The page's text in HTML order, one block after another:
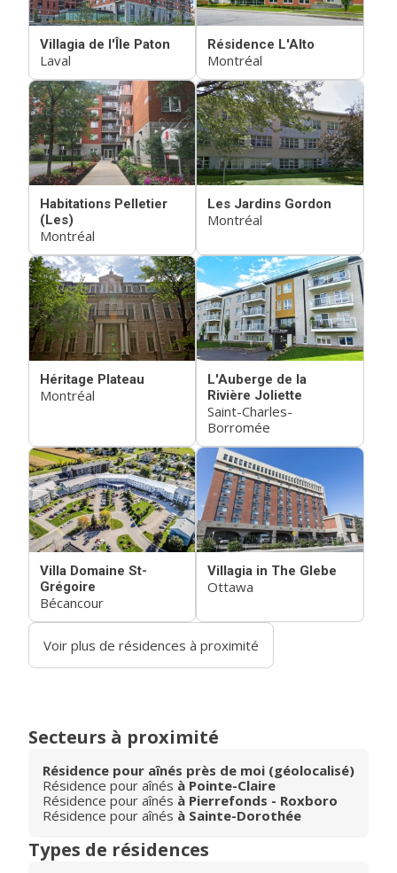
Villagia de l'Île Paton
Laval
Résidence L'Alto
Montréal
Habitations Pelletier
(Les)
Montréal
Les Jardins Gordon
Montréal
Héritage Plateau
Montréal
L'Auberge de la
Rivière Joliette
Saint-Charles-
Borromée
Villa Domaine St-
Grégoire
Bécancour
Villagia in The Glebe
Ottawa
Voir plus de résidences à proximité
Secteurs à proximité
Résidence pour aînés près de moi (géolocalisé)
Résidence pour aînés à Pointe-Claire
Résidence pour aînés à Pierrefonds - Roxboro
Résidence pour aînés à Sainte-Dorothée
Types de résidences